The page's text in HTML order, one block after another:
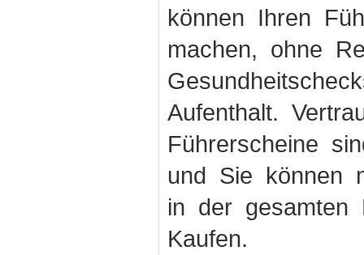
können Ihren
machen, ohne
Aufenthalt.
Führerscheine
und Sie können
in der gesamten
Kaufen.